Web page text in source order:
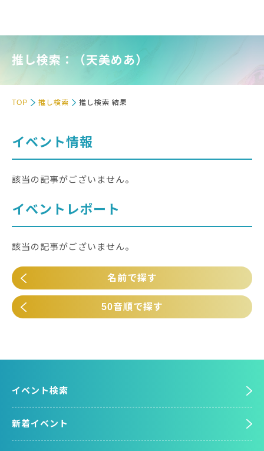
推し検索：（天美めあ）
TOP 推し検索 推し検索 結果
イベント情報
該当の記事がございません。
イベントレポート
該当の記事がございません。
名前で探す
50音順で探す
イベント検索
新着イベント